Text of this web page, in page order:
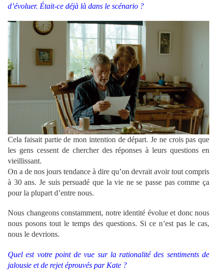
d’évoluer. Était-ce déjà là dans le scénario ?
Cela faisait partie de mon intention de départ. Je ne crois pas que
les gens cessent de chercher des réponses à leurs questions en
vieillissant.
On a de nos jours tendance à dire qu’on devrait avoir tout compris
à 30 ans. Je suis persuadé que la vie ne se passe pas comme ça
pour la plupart d’entre nous.
Nous changeons constamment, notre identité évolue et donc nous
nous posons tout le temps des questions. Si ce n’est pas le cas,
nous le devrions.
Quel est votre point de vue sur la rationalité des sentiments de
jalousie et de rejet éprouvés par Kate ?